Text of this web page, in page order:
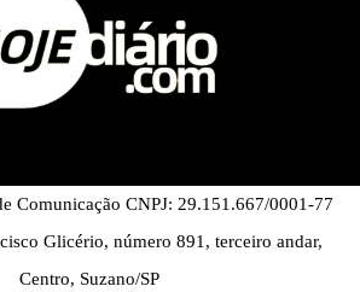
Comunicação CNPJ: 29.151.667/0001-77
Glicério, número 891, terceiro andar,
Centro, Suzano/SP